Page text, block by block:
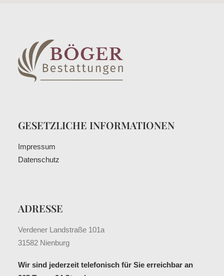
GESETZLICHE INFORMATIONEN
Impressum
Datenschutz
ADRESSE
Verdener Landstraße 101a
31582 Nienburg
Wir sind jederzeit telefonisch für Sie erreichbar an